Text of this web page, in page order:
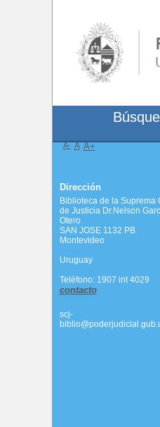
A- A A+
Dirección
Biblioteca de la Suprema
de Justicia Dr.Nelson
Otero
SAN JOSE 1132 PB
Montevideo
Uruguay
Teléfono: 1907 int 4029
contacto
scj-